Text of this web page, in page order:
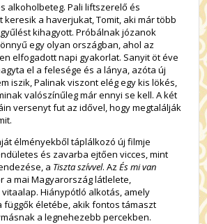
alkoholbeteg. Pali liftszerelő és
keresik a haverjukat, Tomit, aki már több
kihagyott. Próbálnak józanok
egy olyan országban, ahol az
elfogadott napi gyakorlat. Sanyit öt éve
el a felesége és a lánya, azóta új
iszik, Palinak viszont elég egy kis lökés,
valószínűleg már ennyi se kell. A két
versenyt fut az idővel, hogy megtalálják
élményekből táplálkozó új filmje
és zavarba ejtően vicces, mint
a Tiszta szívvel. AzÉs mi van
a mai Magyarország látlelete,
Hiánypótló alkotás, amely
függők életébe, akik fontos támaszt
a legnehezebb percekben.